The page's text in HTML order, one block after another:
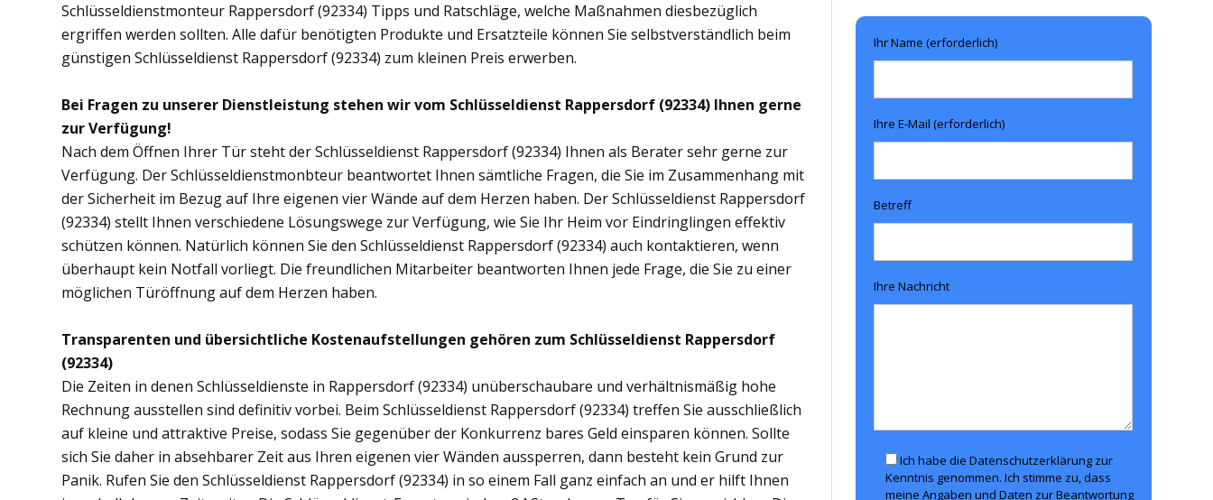
Ihr Name (erforderlich)
Ihre E-Mail (erforderlich)
Betreff
Ihre Nachricht
Ich habe die Datenschutzerklärung zur
Kenntnis genommen. Ich stimme zu, dass
meine Angaben und Daten zur Beantwortung
Schlüsseldienstmonteur Rappersdorf (92334) Tipps und Ratschläge, welche Maßnahmen diesbezüglich
ergriffen werden sollten. Alle dafür benötigten Produkte und Ersatzteile können Sie selbstverständlich beim
günstigen Schlüsseldienst Rappersdorf (92334) zum kleinen Preis erwerben.
Bei Fragen zu unserer Dienstleistung stehen wir vom Schlüsseldienst Rappersdorf (92334) Ihnen gerne
zur Verfügung!
Nach dem Öffnen Ihrer Tür steht der Schlüsseldienst Rappersdorf (92334) Ihnen als Berater sehr gerne zur
Verfügung. Der Schlüsseldienstmonbteur beantwortet Ihnen sämtliche Fragen, die Sie im Zusammenhang mit
der Sicherheit im Bezug auf Ihre eigenen vier Wände auf dem Herzen haben. Der Schlüsseldienst Rappersdorf
(92334) stellt Ihnen verschiedene Lösungswege zur Verfügung, wie Sie Ihr Heim vor Eindringlingen effektiv
schützen können. Natürlich können Sie den Schlüsseldienst Rappersdorf (92334) auch kontaktieren, wenn
überhaupt kein Notfall vorliegt. Die freundlichen Mitarbeiter beantworten Ihnen jede Frage, die Sie zu einer
möglichen Türöffnung auf dem Herzen haben.
Transparenten und übersichtliche Kostenaufstellungen gehören zum Schlüsseldienst Rappersdorf
(92334)
Die Zeiten in denen Schlüsseldienste in Rappersdorf (92334) unüberschaubare und verhältnismäßig hohe
Rechnung ausstellen sind definitiv vorbei. Beim Schlüsseldienst Rappersdorf (92334) treffen Sie ausschließlich
auf kleine und attraktive Preise, sodass Sie gegenüber der Konkurrenz bares Geld einsparen können. Sollte
sich Sie daher in absehbarer Zeit aus Ihren eigenen vier Wänden aussperren, dann besteht kein Grund zur
Panik. Rufen Sie den Schlüsseldienst Rappersdorf (92334) in so einem Fall ganz einfach an und er hilft Ihnen